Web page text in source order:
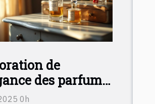
de
des parfums
français
0h